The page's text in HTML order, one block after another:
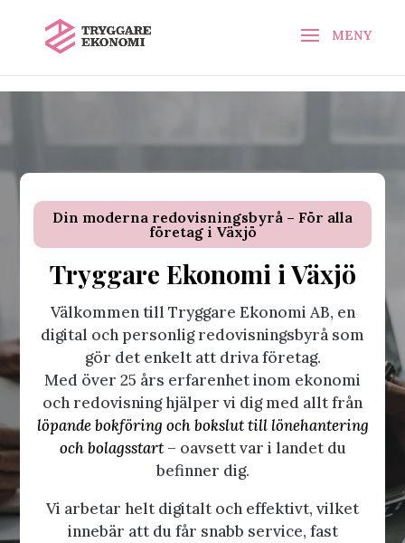
Din moderna redovisningsbyrå – För alla
företag i Växjö
Tryggare Ekonomi i Växjö
Välkommen till Tryggare Ekonomi AB, en
digital och personlig redovisningsbyrå som
gör det enkelt att driva företag.
Med över 25 års erfarenhet inom ekonomi
och redovisning hjälper vi dig med allt från
löpande bokföring och bokslut till lönehantering
och bolagsstart– oavsett var i landet du
befinner dig.
Vi arbetar helt digitalt och effektivt, vilket
innebär att du får snabb service, fast